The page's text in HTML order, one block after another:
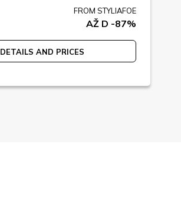
FROM STYLIAFOE
AŽ D -87%
DETAILS AND PRICES